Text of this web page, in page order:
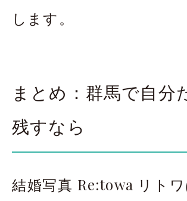
します。
まとめ：群馬で自分
残すなら
結婚写真 Re:towa リト